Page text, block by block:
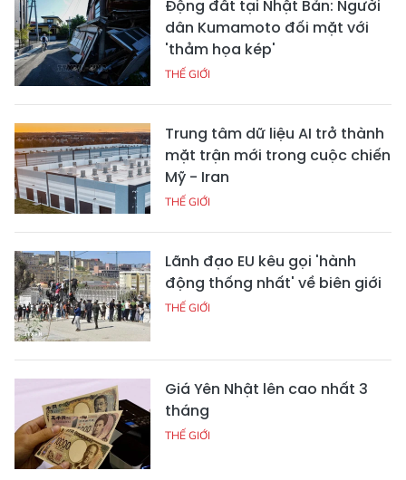
Động đất tại Nhật Bản: Người
dân Kumamoto đối mặt với
'thảm họa kép'
THẾ GIỚI
Trung tâm dữ liệu AI trở thành
mặt trận mới trong cuộc chiến
Mỹ - Iran
THẾ GIỚI
Lãnh đạo EU kêu gọi 'hành
động thống nhất' về biên giới
THẾ GIỚI
Giá Yên Nhật lên cao nhất 3
tháng
THẾ GIỚI